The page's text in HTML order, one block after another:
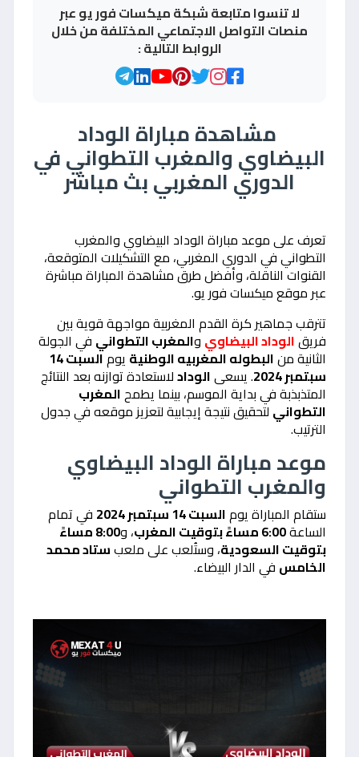
لا تنسوا متابعة شبكة ميكسات فور يو عبر
منصات التواصل الاجتماعي المختلفة من خلال
الروابط التالية :
مشاهدة مباراة الوداد
البيضاوي والمغرب التطواني في
الدوري المغربي بث مباشر
تعرف على موعد مباراة الوداد البيضاوي والمغرب
التطواني في الدوري المغربي، مع التشكيلات المتوقعة،
القنوات الناقلة، وأفضل طرق مشاهدة المباراة مباشرة
عبر موقع ميكسات فور يو.
تترقب جماهير كرة القدم المغربية مواجهة قوية بين
فريقالوداد البيضاويوالمغرب التطواني في الجولة
الثانية منالبطوله المغربيه الوطنية يوم السبت 14
سبتمبر 2024 . يسعىالودادلاستعادة توازنه بعد النتائج
المتذبذبة في بداية الموسم، بينما يطمحالمغرب
التطواني لتحقيق نتيجة إيجابية لتعزيز موقعه في جدول
الترتيب.
موعد مباراة الوداد البيضاوي
والمغرب التطواني
ستقام المباراة يومالسبت 14 سبتمبر 2024 في تمام
الساعة6:00 مساءً بتوقيت المغرب ، و 8:00 مساءً
بتوقيت السعودية، وستُلعب على ملعبستاد محمد
الخامس في الدار البيضاء.